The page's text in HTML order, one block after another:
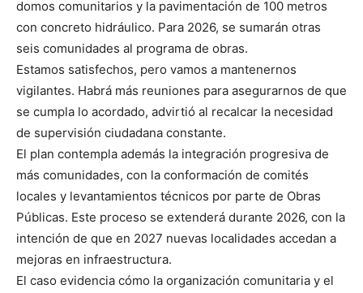
domos comunitarios y la pavimentación de 100 metros
con concreto hidráulico. Para 2026, se sumarán otras
seis comunidades al programa de obras.
Estamos satisfechos, pero vamos a mantenernos
vigilantes. Habrá más reuniones para asegurarnos de que
se cumpla lo acordado, advirtió al recalcar la necesidad
de supervisión ciudadana constante.
El plan contempla además la integración progresiva de
más comunidades, con la conformación de comités
locales y levantamientos técnicos por parte de Obras
Públicas. Este proceso se extenderá durante 2026, con la
intención de que en 2027 nuevas localidades accedan a
mejoras en infraestructura.
El caso evidencia cómo la organización comunitaria y el